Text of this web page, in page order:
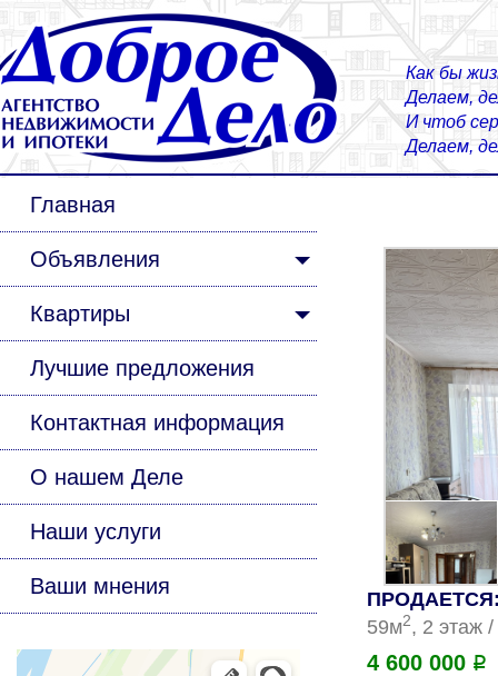
Как бы
Делаем,
И чтоб
Делаем,
Главная
Объявления
Квартиры
Лучшие предложения
Контактная информация
О нашем Деле
Наши услуги
Ваши мнения
ПРОДАЕТСЯ:
59м2, 2 этаж
4 600 000 Р